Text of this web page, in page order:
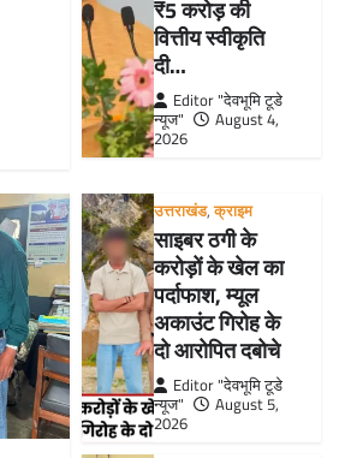
₹5 करोड़ की
वित्तीय स्वीकृति
दी…
Editor "देवभूमि टूडे
न्यूज"
August 4,
2026
उत्तराखंड,क्राइम
साइबर ठगी के
करोड़ों के खेल का
पर्दाफाश, म्यूल
अकाउंट गिरोह के
दो आरोपित दबोचे
Editor "देवभूमि टूडे
न्यूज"
August 5,
2026